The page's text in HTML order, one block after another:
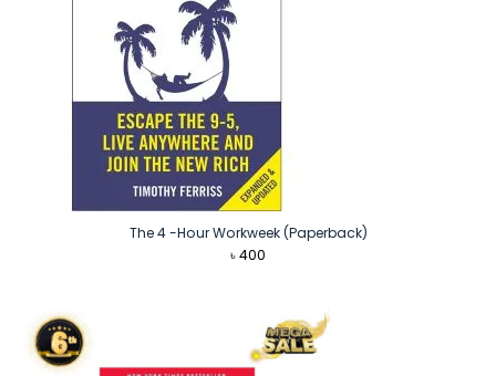
The 4 -Hour Workweek (Paperback)
৳400